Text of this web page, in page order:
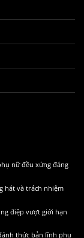
nữ đều xứng đáng
hát và trách nhiệm
điệp vượt giới hạn
thức bản lĩnh phụ